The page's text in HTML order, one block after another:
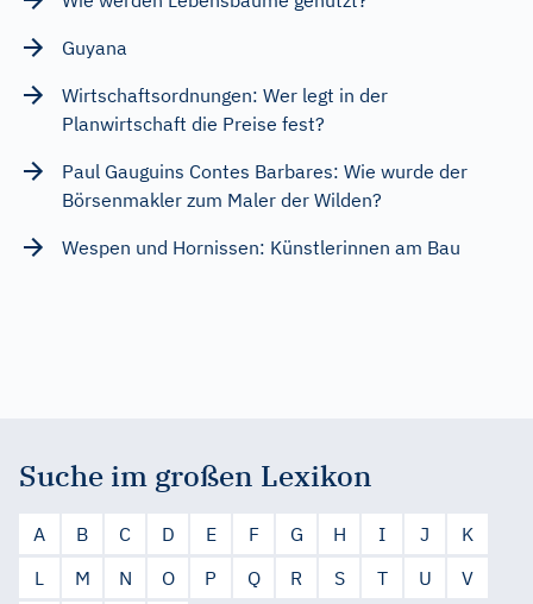
Guyana
Wirtschaftsordnungen: Wer legt in der
Planwirtschaft die Preise fest?
Paul Gauguins Contes Barbares: Wie wurde der
Börsenmakler zum Maler der Wilden?
Wespen und Hornissen: Künstlerinnen am Bau
Suche im großen Lexikon
A B C D E F G H I J
K
L
M N O P Q R S T U
V